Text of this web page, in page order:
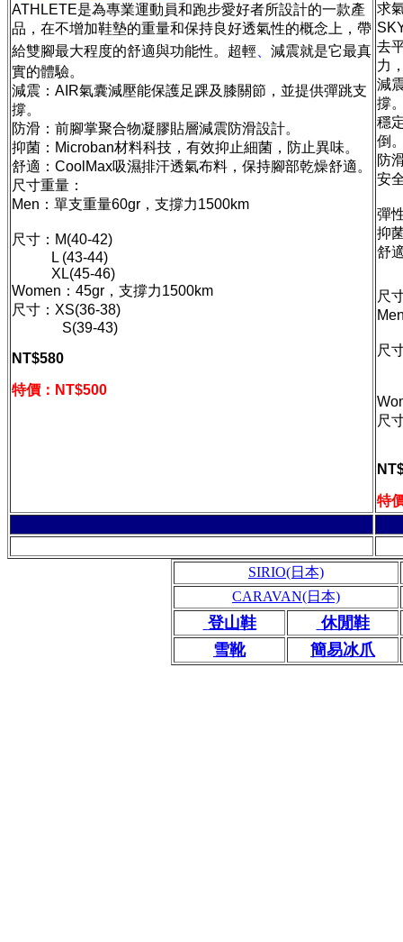
ATHLETE是為專業運動員和跑步愛好者所設計的一款產
品，在不增加鞋墊的重量和保持良好透氣性的概念上，帶
給雙腳最大程度的舒適與功能性。超輕
減震就是它最真
實的體驗。
減震：AIR氣囊減壓能保護足踝及膝關節，並提供彈跳支
撐。
防滑：前腳掌聚合物凝膠貼層減震防滑設計。
抑菌：Microban材料科技，有效抑止細菌，防止異味。
舒適：CoolMax吸濕排汗透氣布料，保持腳部乾燥舒適。
尺寸重量：
Men：單支重量60gr，支撐力1500km
尺寸：M(40-42)
L (43-44)
XL(45-46)
Women：45gr，支撐力1500km
尺寸：XS(36-38)
S(39-43)
NT$580
特價：NT$500
求
去
力
減
撐
穩
倒
防
安
彈
抑
舒
尺
尺
尺
特
SIRIO(日本)
CARAVAN(日本)
登山鞋
休閒鞋
雪靴
簡易冰爪